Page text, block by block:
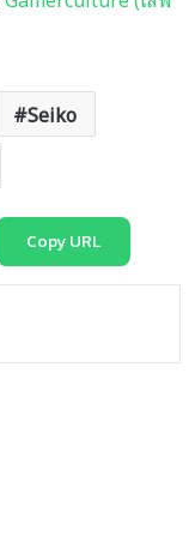
Seiko
Copy URL